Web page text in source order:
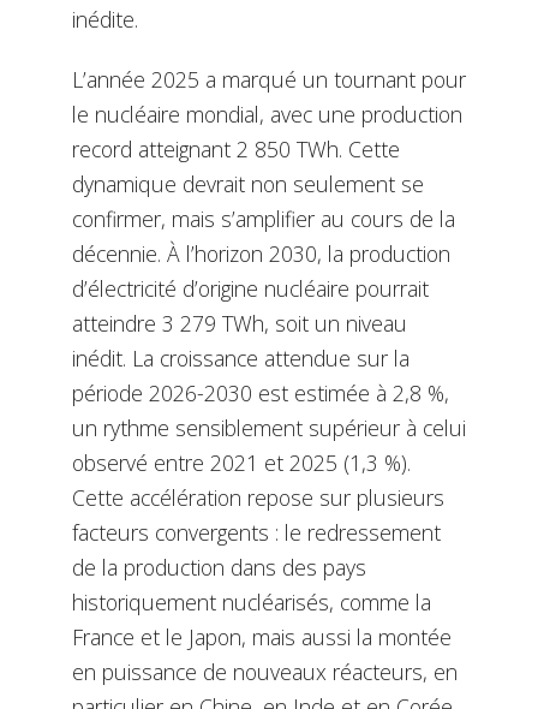
inédite.
L’année 2025 a marqué un tournant pour
le nucléaire mondial, avec une production
record atteignant 2 850 TWh. Cette
dynamique devrait non seulement se
confirmer, mais s’amplifier au cours de la
décennie. À l’horizon 2030, la production
d’électricité d’origine nucléaire pourrait
atteindre 3 279 TWh, soit un niveau
inédit. La croissance attendue sur la
période 2026-2030 est estimée à 2,8 %,
un rythme sensiblement supérieur à celui
observé entre 2021 et 2025 (1,3 %).
Cette accélération repose sur plusieurs
facteurs convergents : le redressement
de la production dans des pays
historiquement nucléarisés, comme la
France et le Japon, mais aussi la montée
en puissance de nouveaux réacteurs, en